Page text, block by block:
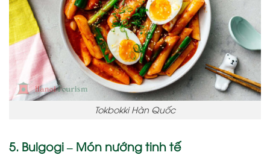
Tokbokki Hàn Quốc
5. Bulgogi – Món nướng tinh tế